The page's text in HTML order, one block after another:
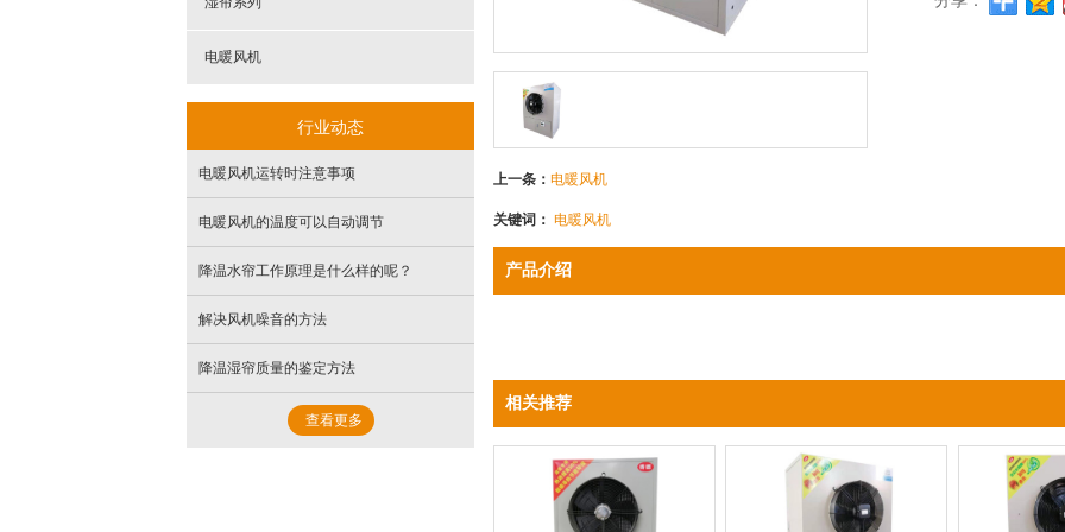
上一条： 电暖风机
关键词： 电暖风机
产品介绍
相关推荐
电暖风机
行业动态
电暖风机运转时注意事项
电暖风机的温度可以自动调节
降温水帘工作原理是什么样的呢？
解决风机噪音的方法
降温湿帘质量的鉴定方法
查看更多